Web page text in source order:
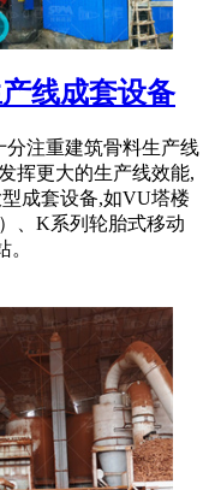
线成套设备
分注重建筑骨料生产线
挥更大的生产线效能,
成套设备,如VU塔楼
、K系列轮胎式移动